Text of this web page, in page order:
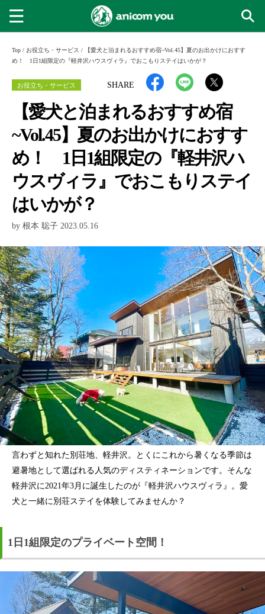
Top / お役立ち・サービス /
【愛犬と泊まれるおすすめ宿~Vol.45】夏のお出かけにおすす
め！ 1日1組限定の『軽井沢ハウスヴィラ』でおこもりステイはいかが？
SHARE
お役立ち・サービス
【愛犬と泊まれるおすすめ宿
~Vol.45】夏のお出かけにおすす
め！ 1日1組限定の『軽井沢ハ
ウスヴィラ』でおこもりステイ
はいかが？
by 根本 聡子 2023.05.16
言わずと知れた別荘地、軽井沢。とくにこれから暑くなる季節は
避暑地として選ばれる人気のディスティネーションです。そんな
軽井沢に2021年3月に誕生したのが『軽井沢ハウスヴィラ』。愛
犬と一緒に別荘ステイを体験してみませんか？
1日1組限定のプライベート空間！